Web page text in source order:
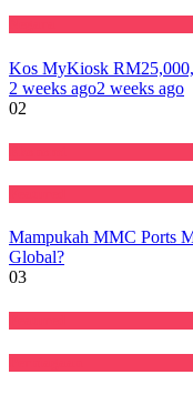
Kos MyKiosk
2 weeks ago2 weeks ago
02
Mampukah MMC Ports
Global?
03